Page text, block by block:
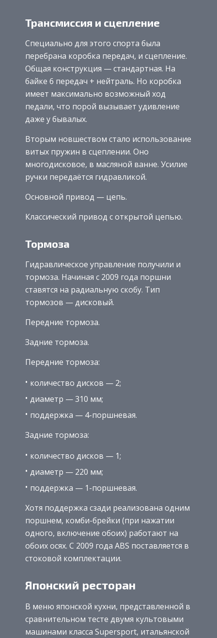
Трансмиссия и сцепление
Специально для этого спорта была
перебрана коробка передач, и сцепление.
Общая конструкция — стандартная. На
байке 6 передач + нейтраль. Но коробка
имеет максимально возможный ход
педали, что порой вызывает удивление
даже у бывалых.
Вторым новшеством стало использование
витых пружин в сцеплении. Оно
многодисковое, в масляной ванне. Усилие
ручки передаётся гидравликой.
Основной привод — цепь.
Классический привод с открытой цепью.
Тормоза
Гидравлическое управление получили и
тормоза. Начиная с 2009 года поршни
ставятся на радиальную скобу. Тип
тормозов — дисковый.
Передние тормоза.
Задние тормоза.
Передние тормоза:
количество дисков — 2;
диаметр — 310 мм;
поддержка — 4-поршневая.
Задние тормоза:
количество дисков — 1;
диаметр — 220 мм;
поддержка — 1-поршневая.
Хотя поддержка сзади реализована одним
поршнем, комби-брейки (при нажатии
одного, включение обоих) работают на
обоих осях. С 2009 года ABS поставляется в
стоковой комплектации.
Японский ресторан
В меню японской кухни, представленной в
сравнительном тесте двумя культовыми
машинами класса Supersport, итальянской